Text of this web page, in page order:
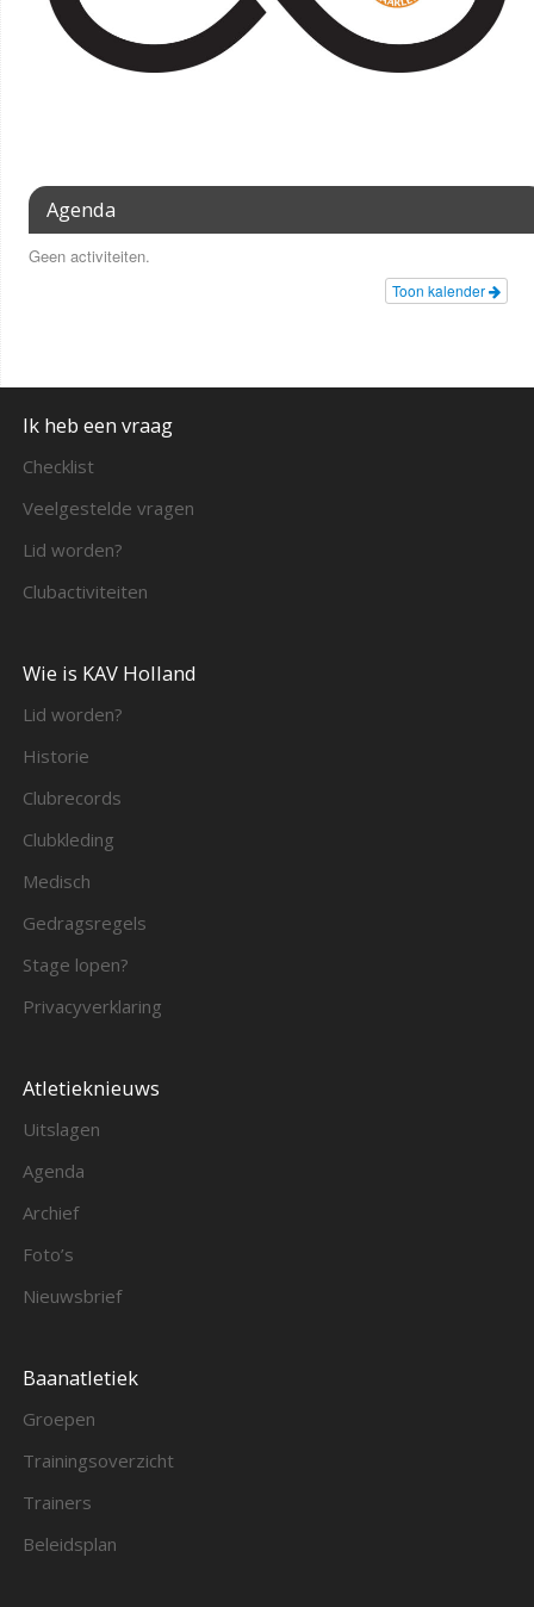
Agenda
Geen activiteiten.
Toon kalender
Ik heb een vraag
Checklist
Veelgestelde vragen
Lid worden?
Clubactiviteiten
Wie is KAV Holland
Lid worden?
Historie
Clubrecords
Clubkleding
Medisch
Gedragsregels
Stage lopen?
Privacyverklaring
Atletieknieuws
Uitslagen
Agenda
Archief
Foto’s
Nieuwsbrief
Baanatletiek
Groepen
Trainingsoverzicht
Trainers
Beleidsplan